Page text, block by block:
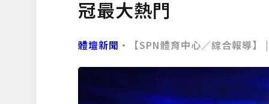
冠最大熱門
體壇新聞 •【SPN體育中心／綜合報導】